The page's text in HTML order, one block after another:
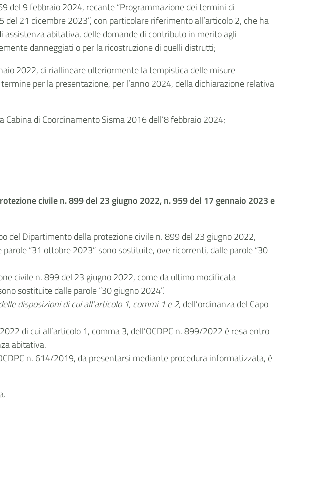
del 9 febbraio 2024, recante “Programmazione dei termini di
21 dicembre 2023”, con particolare riferimento all’articolo 2, che ha
abitativa, delle domande di contributo in merito agli
danneggiati o per la ricostruzione di quelli distrutti;
2022, di riallineare ulteriormente la tempistica delle misure
per la presentazione, per l’anno 2024, della dichiarazione relativa
di Coordinamento Sisma 2016 dell’8 febbraio 2024;
civile n. 899 del 23 giugno 2022, n. 959 del 17 gennaio 2023 e
del Dipartimento della protezione civile n. 899 del 23 giugno 2022,
“31 ottobre 2023” sono sostituite, ove ricorrenti, dalle parole “30
civile n. 899 del 23 giugno 2022, come da ultimo modificata
sostituite dalle parole “30 giugno 2024”.
disposizioni di cui all’articolo 1, commi 1 e 2, dell’ordinanza del Capo
di cui all’articolo 1, comma 3, dell’OCDPC n. 899/2022 è resa entro
abitativa.
n. 614/2019, da presentarsi mediante procedura informatizzata, è